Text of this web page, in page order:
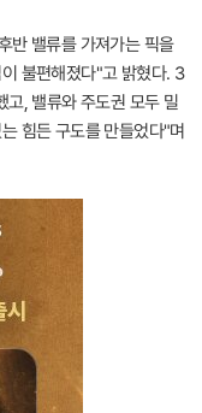
반 밸류를 가져가는 픽을
불편해졌다"고 밝혔다. 3
고, 밸류와 주도권 모두 밀
힘든 구도를 만들었다"며